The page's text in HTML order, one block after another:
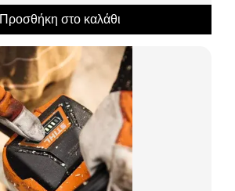
Προσθήκη στο καλάθι